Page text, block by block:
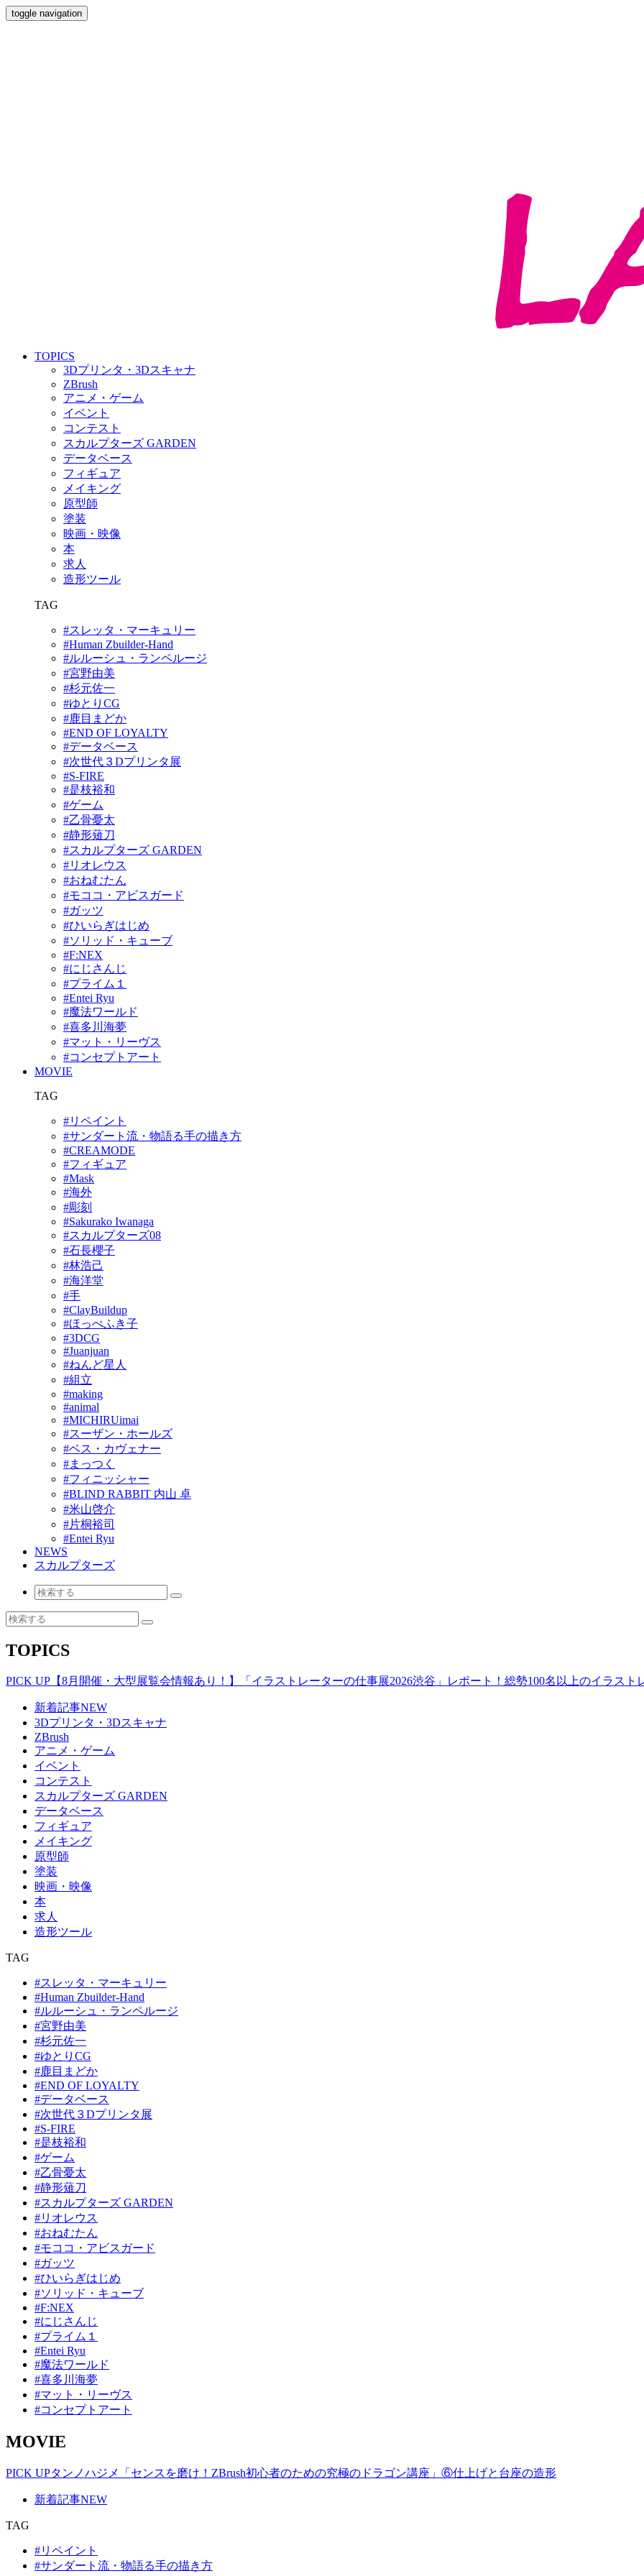
toggle navigation
TOPICS
3Dプリンタ・3Dスキャナ
ZBrush
アニメ・ゲーム
イベント
コンテスト
スカルプターズ GARDEN
データベース
フィギュア
メイキング
原型師
塗装
映画・映像
本
求人
造形ツール
TAG
#スレッタ・マーキュリー
#Human Zbuilder-Hand
#ルルーシュ・ランペルージ
#宮野由美
#杉元佐一
#ゆとりCG
#鹿目まどか
#END OF LOYALTY
#データベース
#次世代３Dプリンタ展
#S-FIRE
#是枝裕和
#ゲーム
#乙骨憂太
#静形薙刀
#スカルプターズ GARDEN
#リオレウス
#おねむたん
#モココ・アビスガード
#ガッツ
#ひいらぎはじめ
#ソリッド・キューブ
#F:NEX
#にじさんじ
#プライム１
#Entei Ryu
#魔法ワールド
#喜多川海夢
#マット・リーヴス
#コンセプトアート
MOVIE
TAG
#リペイント
#サンダート流・物語る手の描き方
#CREAMODE
#フィギュア
#Mask
#海外
#彫刻
#Sakurako Iwanaga
#スカルプターズ08
#石長櫻子
#林浩己
#海洋堂
#手
#ClayBuildup
#ほっぺふき子
#3DCG
#Juanjuan
#ねんど星人
#組立
#making
#animal
#MICHIRUimai
#スーザン・ホールズ
#ベス・カヴェナー
#まっつく
#フィニッシャー
#BLIND RABBIT 内山 卓
#米山啓介
#片桐裕司
#Entei Ryu
NEWS
スカルプターズ
TOPICS
PICK UP 【8月開催・大型展覧会情報あり！】「イラストレーターの仕事展2026渋谷」レポート！総勢100名以上のイラスト
新着記事NEW
3Dプリンタ・3Dスキャナ
ZBrush
アニメ・ゲーム
イベント
コンテスト
スカルプターズ GARDEN
データベース
フィギュア
メイキング
原型師
塗装
映画・映像
本
求人
造形ツール
TAG
#スレッタ・マーキュリー
#Human Zbuilder-Hand
#ルルーシュ・ランペルージ
#宮野由美
#杉元佐一
#ゆとりCG
#鹿目まどか
#END OF LOYALTY
#データベース
#次世代３Dプリンタ展
#S-FIRE
#是枝裕和
#ゲーム
#乙骨憂太
#静形薙刀
#スカルプターズ GARDEN
#リオレウス
#おねむたん
#モココ・アビスガード
#ガッツ
#ひいらぎはじめ
#ソリッド・キューブ
#F:NEX
#にじさんじ
#プライム１
#Entei Ryu
#魔法ワールド
#喜多川海夢
#マット・リーヴス
#コンセプトアート
MOVIE
PICK UPタンノハジメ「センスを磨け！ZBrush初心者のための究極のドラゴン講座」⑥仕上げと台座の造形
新着記事NEW
TAG
#リペイント
#サンダート流・物語る手の描き方